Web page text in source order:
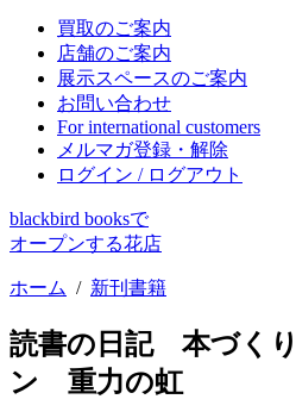
買取のご案内
店舗のご案内
展示スペースのご案内
お問い合わせ
For international customers
メルマガ登録・解除
ログイン / ログアウト
blackbird booksで
オープンする花店
ホーム / 新刊書籍
読書の日記 本づく
ン 重力の虹